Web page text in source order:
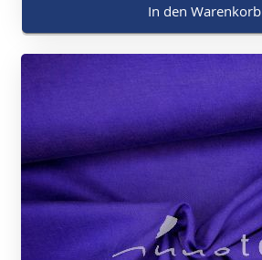
In den Warenkorb